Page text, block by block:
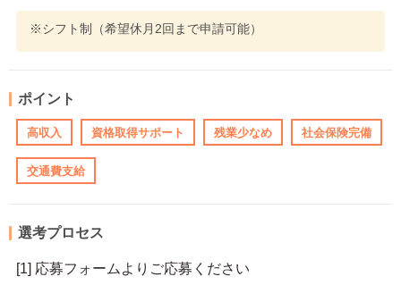
※シフト制（希望休月2回まで申請可能）
ポイント
高収入 資格取得サポート 残業少なめ 社会保険完備
交通費支給
選考プロセス
[1] 応募フォームよりご応募ください